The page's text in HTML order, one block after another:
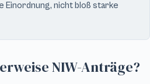
Einordnung, nicht bloß starke
NIW-Anträge?